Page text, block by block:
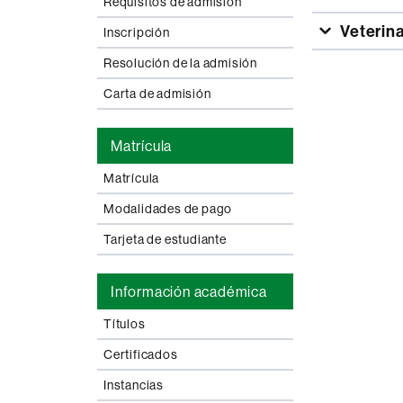
Inscripción
Resolución de la admisión
Carta de admisión
Matrícula
Matrícula
Modalidades de pago
Tarjeta de estudiante
Información académica
Títulos
Certificados
Instancias